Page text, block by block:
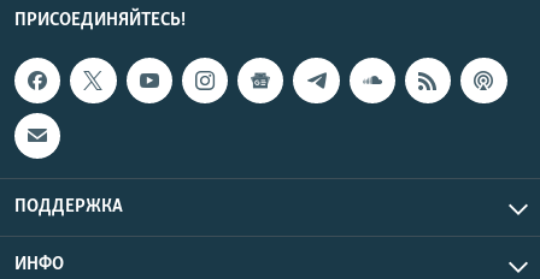
ПРИСОЕДИНЯЙТЕСЬ!
ПОДДЕРЖКА
ИНФО